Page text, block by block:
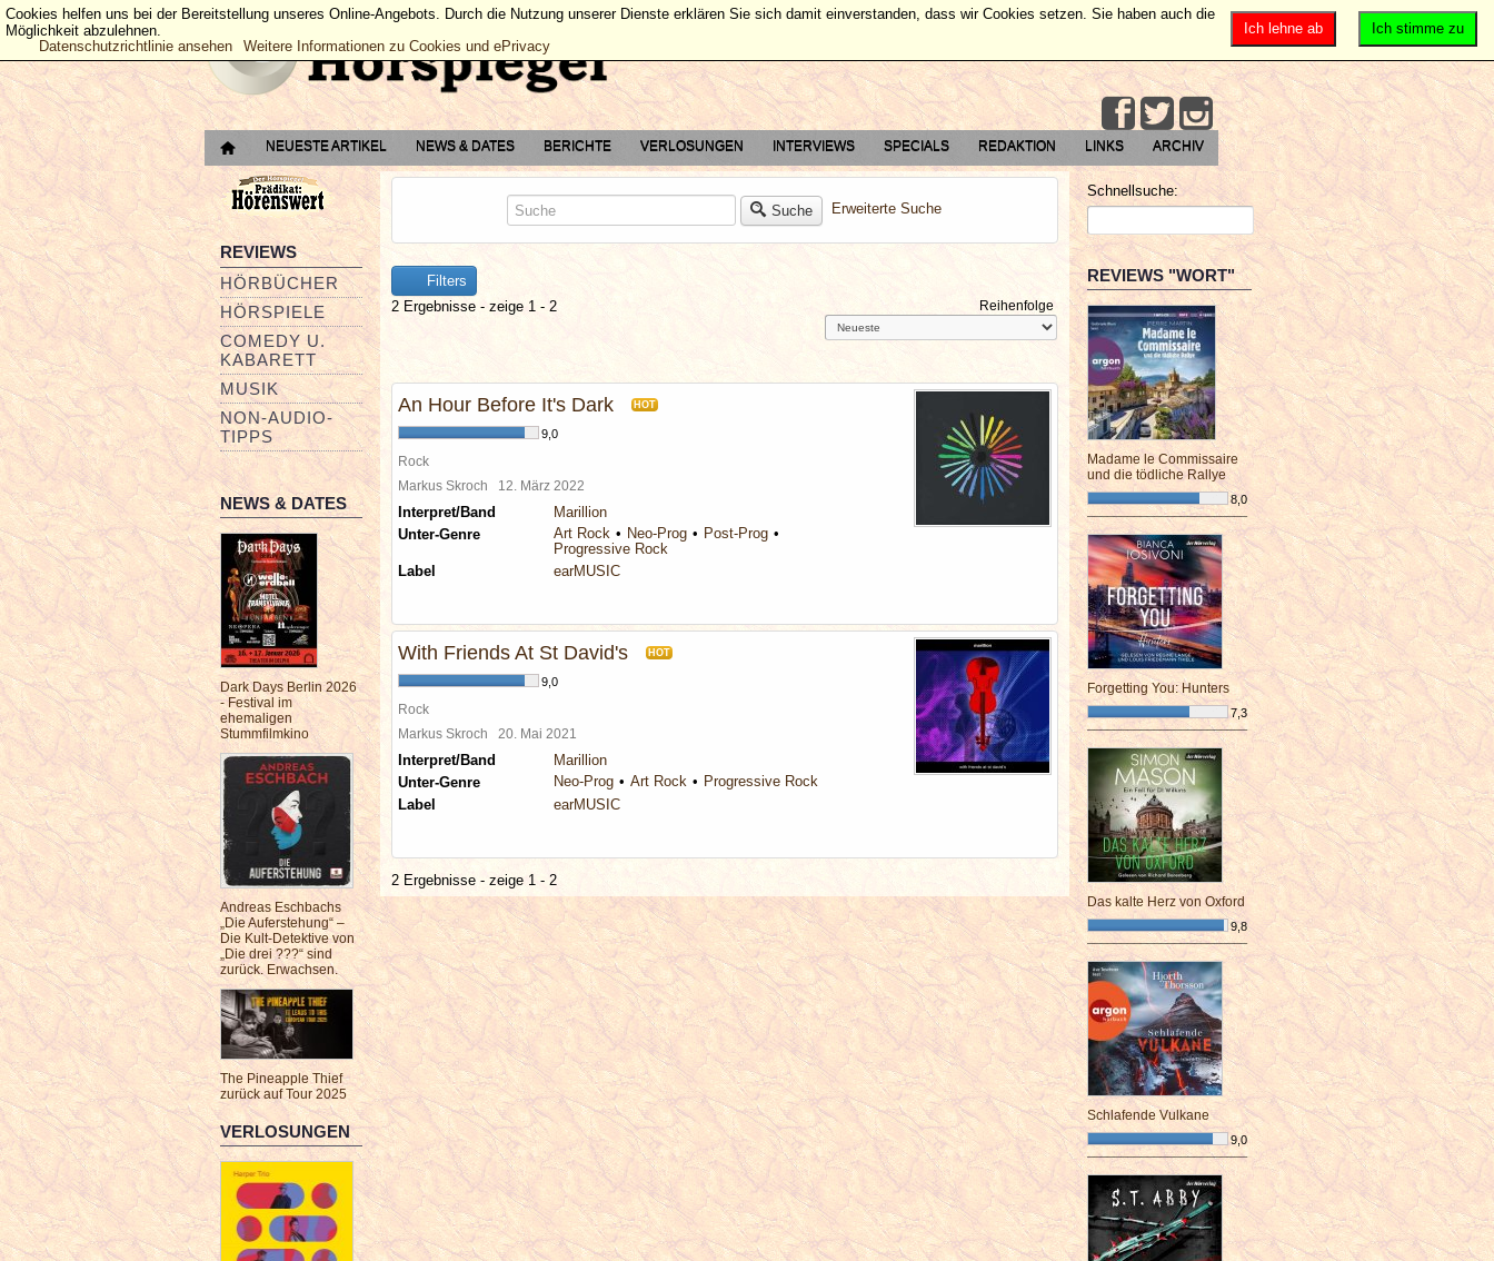
NEUESTE ARTIKEL NEWS & DATES BERICHTE VERLOSUNGEN INTERVIEWS SPECIALS REDAKTION LINKS ARCHIV
REVIEWS
HÖRBÜCHER
HÖRSPIELE
COMEDY U.
KABARETT
MUSIK
NON-AUDIO-
TIPPS
NEWS & DATES
Dark Days Berlin 2026
- Festival im
ehemaligen
Stummfilmkino
Andreas Eschbachs
„Die Auferstehung“ –
Die Kult-Detektive von
„Die drei ???“ sind
zurück. Erwachsen.
The Pineapple Thief
zurück auf Tour 2025
VERLOSUNGEN
Suche Erweiterte Suche
Filters
2 Ergebnisse - zeige 1 - 2
Reihenfolge
An Hour Before It's Dark HOT
9,0
Rock
Markus Skroch 12. März 2022
Interpret/Band
Marillion
Unter-Genre
Art Rock Neo-Prog
Post-Prog
Progressive Rock
Label
earMUSIC
With Friends At St David's HOT
9,0
Rock
Markus Skroch 20. Mai 2021
Interpret/Band
Marillion
Unter-Genre
Neo-Prog Art Rock
Progressive Rock
Label
earMUSIC
2 Ergebnisse - zeige 1 - 2
Schnellsuche:
REVIEWS "WORT"
Madame le Commissaire
und die tödliche Rallye
8,0
¯¯¯¯¯¯¯¯¯¯¯¯¯¯¯¯¯¯¯¯¯¯¯¯
Forgetting You: Hunters
7,3
¯¯¯¯¯¯¯¯¯¯¯¯¯¯¯¯¯¯¯¯¯¯¯¯
Das kalte Herz von Oxford
9,8
¯¯¯¯¯¯¯¯¯¯¯¯¯¯¯¯¯¯¯¯¯¯¯¯
Schlafende Vulkane
9,0
¯¯¯¯¯¯¯¯¯¯¯¯¯¯¯¯¯¯¯¯¯¯¯¯
Ich stimme zu
Ich lehne ab
Cookies helfen uns bei der Bereitstellung unseres Online-Angebots. Durch die Nutzung unserer Dienste erklären Sie sich damit einverstanden, dass wir Cookies setzen. Sie haben auch die
Möglichkeit abzulehnen.
Datenschutzrichtlinie ansehen
Weitere Informationen zu Cookies und ePrivacy